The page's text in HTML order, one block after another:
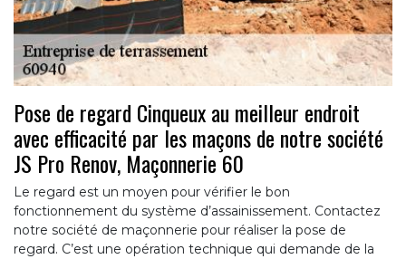
Pose de regard Cinqueux au meilleur endroit
avec efficacité par les maçons de notre société
JS Pro Renov, Maçonnerie 60
Le regard est un moyen pour vérifier le bon
fonctionnement du système d’assainissement. Contactez
notre société de maçonnerie pour réaliser la pose de
regard. C’est une opération technique qui demande de la